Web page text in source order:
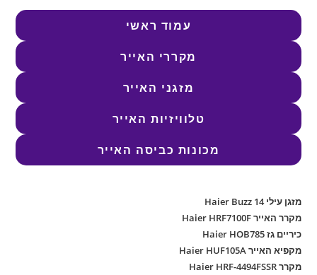
עמוד ראשי
מקררי האייר
מזגני האייר
טלוויזיות האייר
מכונות כביסה האייר
מזגן עילי Haier Buzz 14
מקרר האייר Haier HRF7100F
כיריים גז Haier HOB785
מקפיא האייר Haier HUF105A
מקרר Haier HRF-4494FSSR